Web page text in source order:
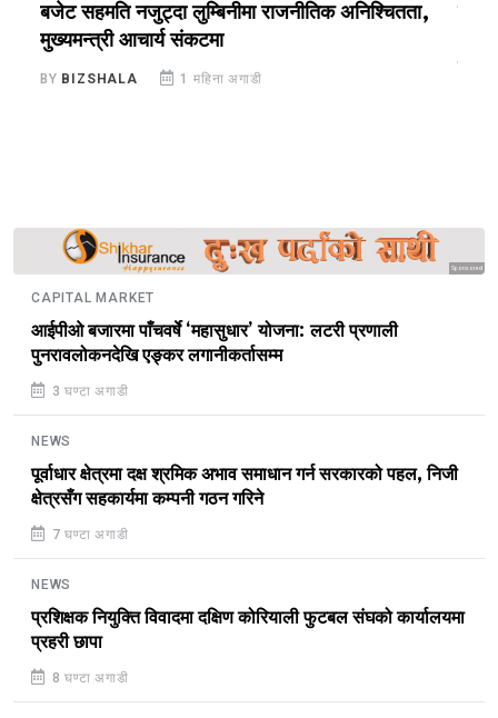
बजेट सहमति नजुट्दा लुम्बिनीमा राजनीतिक अनिश्चितता,
मुख्यमन्त्री आचार्य संकटमा
BY BIZSHALA 1 महिना अगाडी
Sponsored
CAPITAL MARKET
आईपीओ बजारमा पाँचवर्षे ‘महासुधार’ योजना: लटरी प्रणाली
पुनरावलोकनदेखि एङ्कर लगानीकर्तासम्म
3 घण्टा अगाडी
NEWS
पूर्वाधार क्षेत्रमा दक्ष श्रमिक अभाव समाधान गर्न सरकारको पहल, निजी
क्षेत्रसँग सहकार्यमा कम्पनी गठन गरिने
7 घण्टा अगाडी
NEWS
प्रशिक्षक नियुक्ति विवादमा दक्षिण कोरियाली फुटबल संघको कार्यालयमा
प्रहरी छापा
8 घण्टा अगाडी